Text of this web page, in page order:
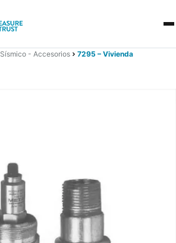
Sísmico - Accesorios 7295 – Vivienda